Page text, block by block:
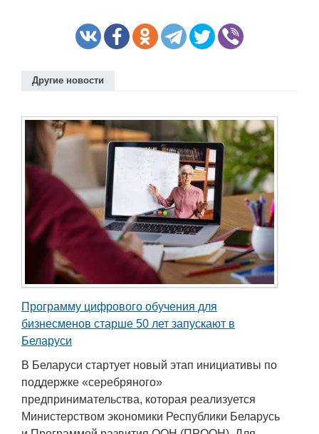
Другие новости
Программу цифрового обучения для
бизнесменов старше 50 лет запускают в
Беларуси
В Беларуси стартует новый этап инициативы по
поддержке «серебряного»
предпринимательства, которая реализуется
Министерством экономики Республики Беларусь